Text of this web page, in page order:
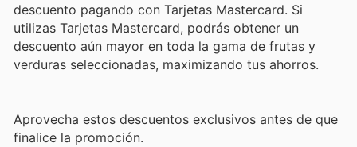
descuento pagando con Tarjetas Mastercard. Si
utilizas Tarjetas Mastercard, podrás obtener un
descuento aún mayor en toda la gama de frutas y
verduras seleccionadas, maximizando tus ahorros.
Aprovecha estos descuentos exclusivos antes de que
finalice la promoción.